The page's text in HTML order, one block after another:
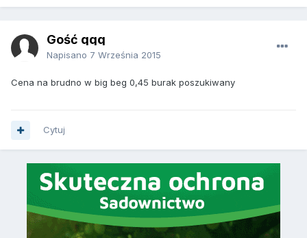
Gość qqq
Napisano 7 Września 2015
Cena na brudno w big beg 0,45 burak poszukiwany
Cytuj